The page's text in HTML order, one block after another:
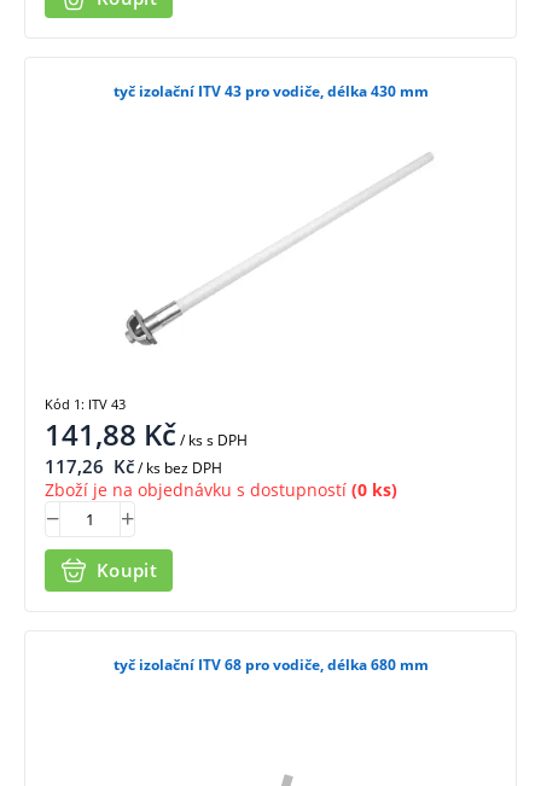
tyč izolační ITV 43 pro vodiče, délka 430 mm
141,88 Kč/ kss DPH
117,26 Kč/ ks bez DPH
Zboží je na objednávku s dostupností (0 ks)
Koupit
Kód 1: ITV 43
tyč izolační ITV 68 pro vodiče, délka 680 mm